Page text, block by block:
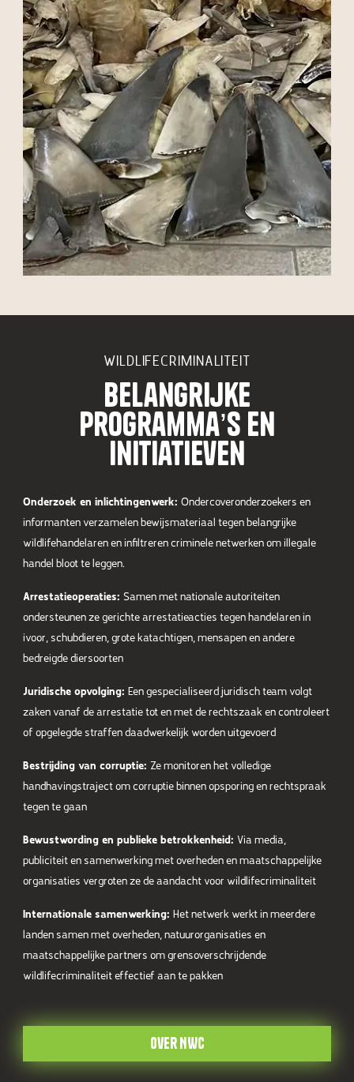
WILDLIFECRIMINALITEIT
Belangrijke
Programma’s en
Initiatieven
Onderzoek en inlichtingenwerk: Ondercoveronderzoekers en
informanten verzamelen bewijsmateriaal tegen belangrijke
wildlifehandelaren en infiltreren criminele netwerken om illegale
handel bloot te leggen.
Arrestatieoperaties: Samen met nationale autoriteiten
ondersteunen ze gerichte arrestatieacties tegen handelaren in
ivoor, schubdieren, grote katachtigen, mensapen en andere
bedreigde diersoorten
Juridische opvolging: Een gespecialiseerd juridisch team volgt
zaken vanaf de arrestatie tot en met de rechtszaak en controleert
of opgelegde straffen daadwerkelijk worden uitgevoerd
Bestrijding van corruptie: Ze monitoren het volledige
handhavingstraject om corruptie binnen opsporing en rechtspraak
tegen te gaan
Bewustwording en publieke betrokkenheid: Via media,
publiciteit en samenwerking met overheden en maatschappelijke
organisaties vergroten ze de aandacht voor wildlifecriminaliteit
Internationale samenwerking: Het netwerk werkt in meerdere
landen samen met overheden, natuurorganisaties en
maatschappelijke partners om grensoverschrijdende
wildlifecriminaliteit effectief aan te pakken
Over NWC